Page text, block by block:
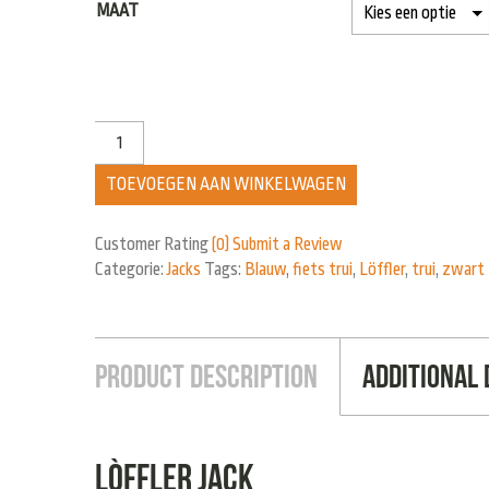
MAAT
TOEVOEGEN AAN WINKELWAGEN
Customer Rating (0) Submit a Review
Categorie:Jacks Tags: Blauw, fiets trui, Löffler, trui, zwart
Product Description Additional
Lòffler jack